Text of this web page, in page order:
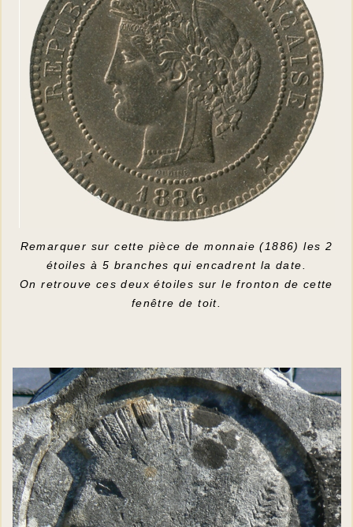
Remarquer sur cette pièce de monnaie (1886) les 2
étoiles à 5 branches qui encadrent la date.
On retrouve ces deux étoiles sur le fronton de cette
fenêtre de toit.